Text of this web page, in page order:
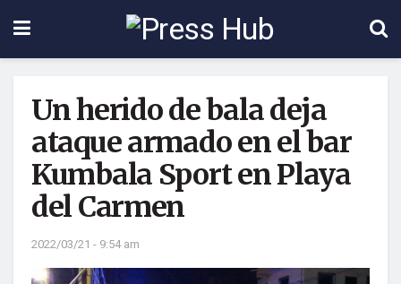
Un herido de bala deja
ataque armado en el bar
Kumbala Sport en Playa
del Carmen
2022/03/21 - 9:54 am